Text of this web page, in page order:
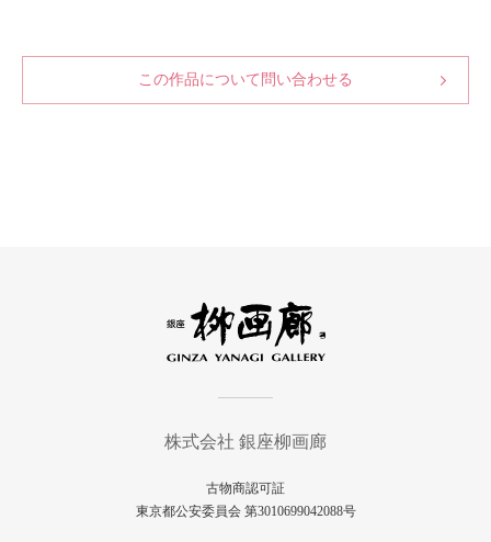
この作品について問い合わせる
株式会社 銀座柳画廊
古物商認可証
東京都公安委員会 第3010699042088号